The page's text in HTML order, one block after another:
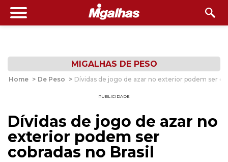
MIGALHAS DE PESO
Home > De Peso > Dívidas de jogo de azar no exterior podem ser
PUBLICIDADE
Dívidas de jogo de azar no
exterior podem ser
cobradas no Brasil